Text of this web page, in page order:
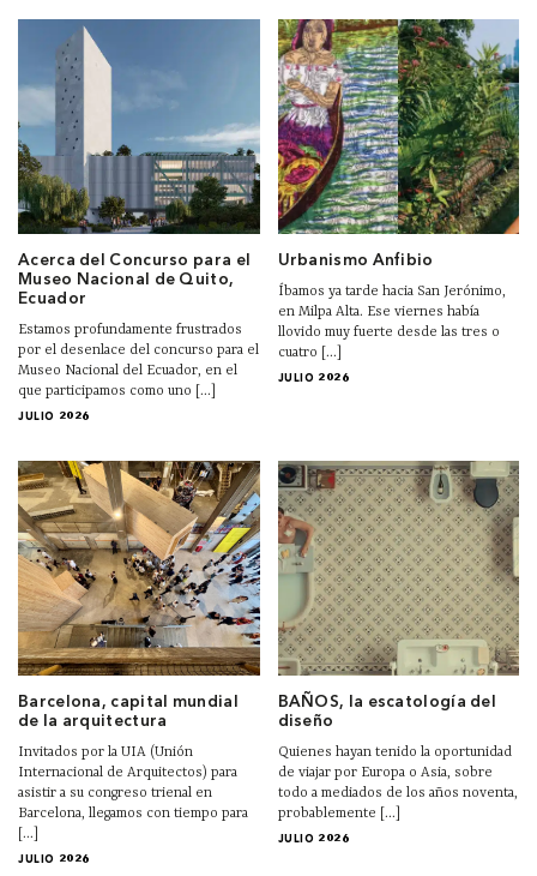
Acerca del Concurso para el
Museo Nacional de Quito,
Ecuador
Estamos profundamente frustrados
por el desenlace del concurso para el
Museo Nacional del Ecuador, en el
que participamos como uno [...]
JULIO 2026
Urbanismo Anfibio
Íbamos ya tarde hacia San Jerónimo,
en Milpa Alta. Ese viernes había
llovido muy fuerte desde las tres o
cuatro [...]
JULIO 2026
Barcelona, capital mundial
de la arquitectura
Invitados por la UIA (Unión
Internacional de Arquitectos) para
asistir a su congreso trienal en
Barcelona, llegamos con tiempo para
[...]
JULIO 2026
BAÑOS, la escatología del
diseño
Quienes hayan tenido la oportunidad
de viajar por Europa o Asia, sobre
todo a mediados de los años noventa,
probablemente [...]
JULIO 2026